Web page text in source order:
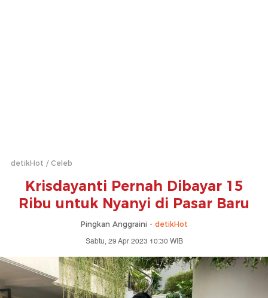
detikHot Celeb
Krisdayanti Pernah Dibayar 15
Ribu untuk Nyanyi di Pasar Baru
Pingkan Anggraini - detikHot
Sabtu, 29 Apr 2023 10:30 WIB